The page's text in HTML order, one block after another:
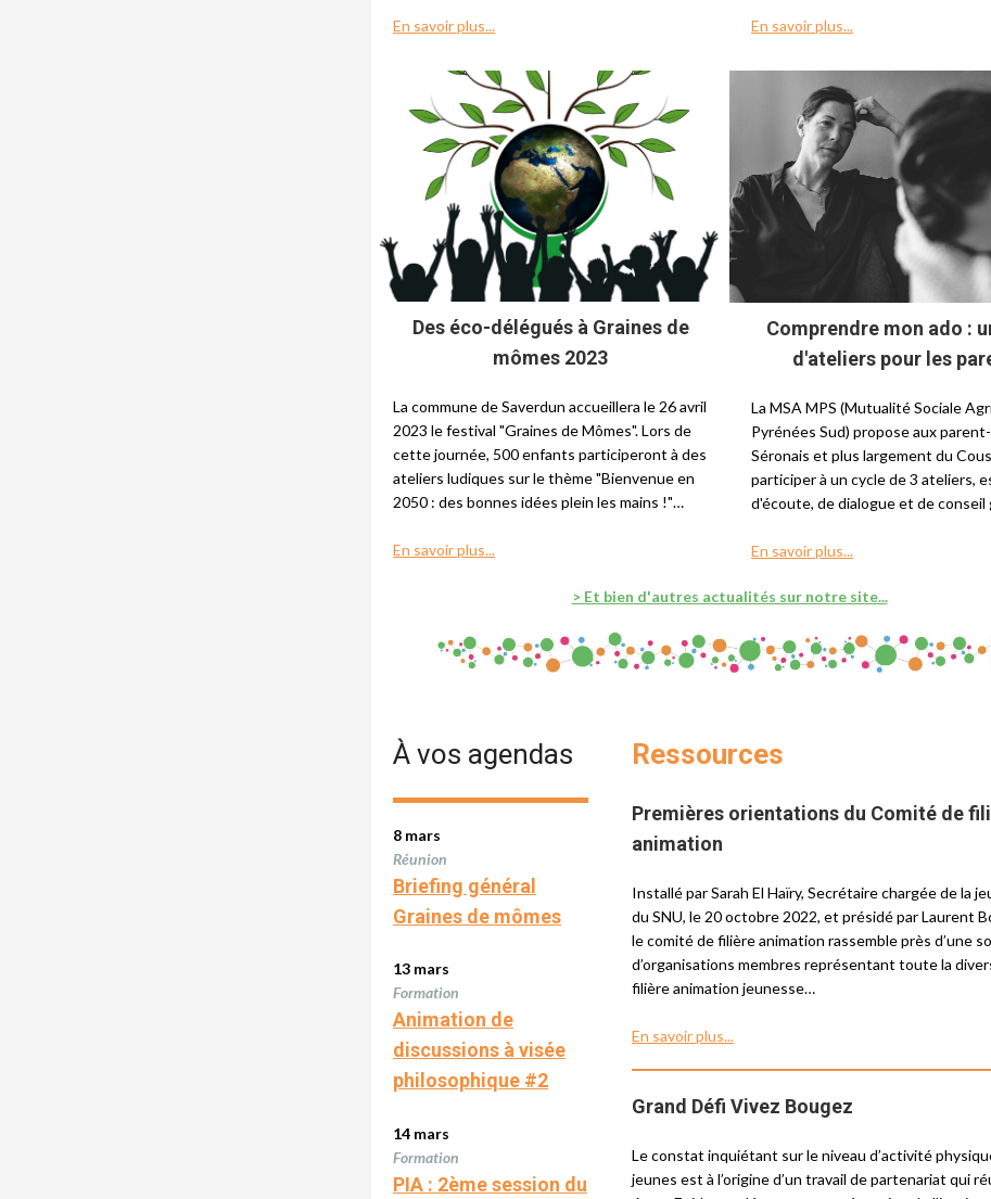
En savoir plus... En savoir plus...
Des éco-délégués à Graines de
mômes 2023
La commune de Saverdun accueillera le 26 avril
2023 le festival "Graines de Mômes". Lors de
cette journée, 500 enfants participeront à des
ateliers ludiques sur le thème "Bienvenue en
2050 : des bonnes idées plein les mains !"…
En savoir plus...
Comprendre mon ado :
d'ateliers pour les
La MSA MPS (Mutualité Sociale
Pyrénées Sud) propose aux
Séronais et plus largement du
participer à un cycle de 3 ateliers,
d'écoute, de dialogue et de
En savoir plus...
> Et bien d'autres actualités sur notre site...
À vos agendas
8 mars
Réunion
Briefing général
Graines de mômes
13 mars
Formation
Animation de
discussions à visée
philosophique #2
14 mars
Formation
PIA : 2ème session du
Ressources
Premières orientations du Comité de
animation
Installé par Sarah El Haïry, Secrétaire chargée de la
du SNU, le 20 octobre 2022, et présidé par Laurent
le comité de filière animation rassemble près d’une
d’organisations membres représentant toute la
filière animation jeunesse…
En savoir plus...
Grand Défi Vivez Bougez
Le constat inquiétant sur le niveau d’activité
jeunes est à l’origine d’un travail de partenariat qui